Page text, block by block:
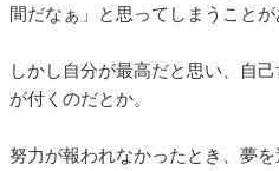
間だなぁ」と思ってしまうことが
しかし自分が最高だと思い、自
が付くのだとか。
努力が報われなかったとき、夢